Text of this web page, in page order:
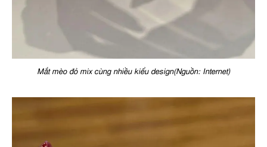
Mắt mèo đỏ mix cùng nhiều kiểu design(Nguồn: Internet)